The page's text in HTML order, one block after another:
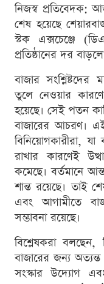
নিজস্ব প্রতিবেদক:
শেষ হয়েছে
স্টক এক্সচেঞ্জে
প্রতিষ্ঠানের দর
বাজার সংশ্লিষ্টদের
তুলে নেওয়ার
হয়েছে। সেই পতন
বাজারের আচরণ।
বিনিয়োগকারীরা,
রাখার কারণেই
কমেছে। বর্তমানে
শান্ত রয়েছে। তাই
এবং আগামীতে
সম্ভাবনা রয়েছে।
বিশ্লেষকরা
বাজারের জন্য
সংস্কার উদ্যোগ